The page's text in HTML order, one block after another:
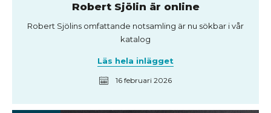
Robert Sjölin är online
Robert Sjölins omfattande notsamling är nu sökbar i vår
katalog
Läs hela inlägget
16 februari 2026